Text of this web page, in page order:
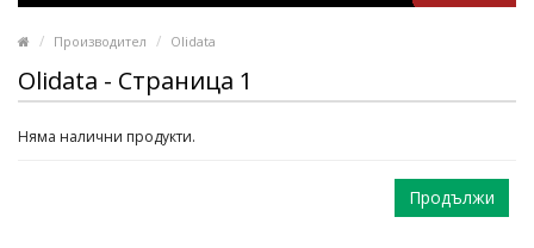
Производител Olidata
Olidata - Страница 1
Няма налични продукти.
Продължи